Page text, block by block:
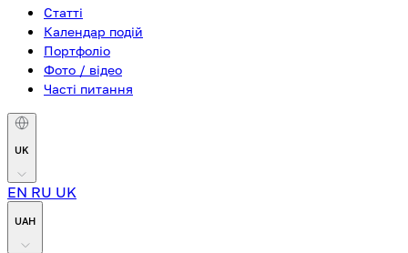
Статті
Календар подій
Портфоліо
Фото / відео
Часті питання
UK
EN RU UK
UAH